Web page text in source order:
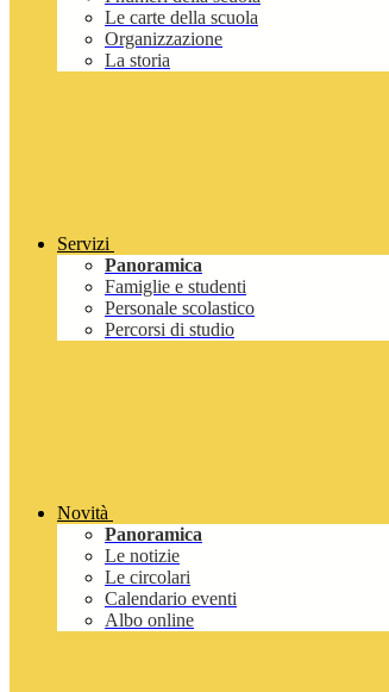
Le carte della scuola
Organizzazione
La storia
Servizi
Panoramica
Famiglie e studenti
Personale scolastico
Percorsi di studio
Novità
Panoramica
Le notizie
Le circolari
Calendario eventi
Albo online